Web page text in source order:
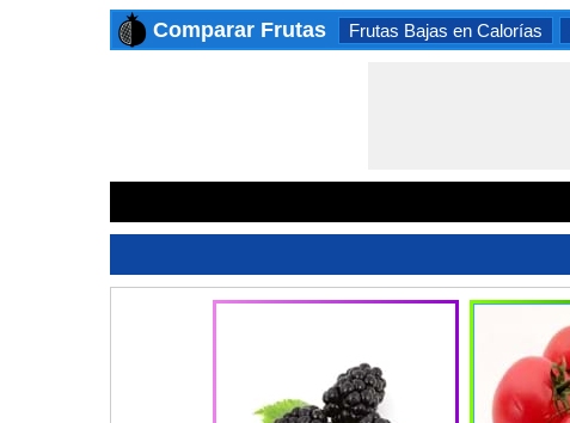
Comparar Frutas Frutas Bajas en Calorías